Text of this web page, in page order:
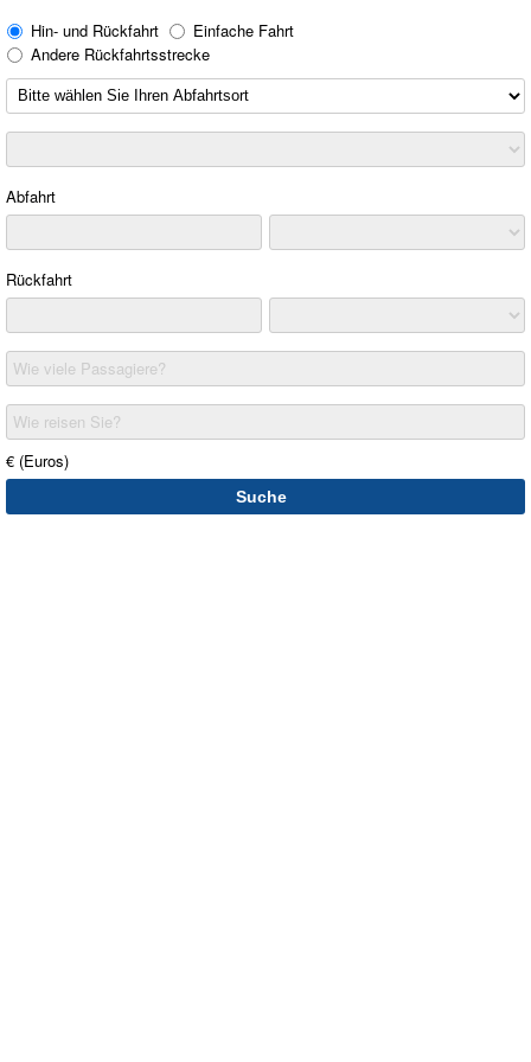
Hin- und Rückfahrt
Einfache Fahrt
Andere Rückfahrtsstrecke
Abfahrt
Rückfahrt
Wie viele Passagiere?
Wie reisen Sie?
€ (Euros)
Suche